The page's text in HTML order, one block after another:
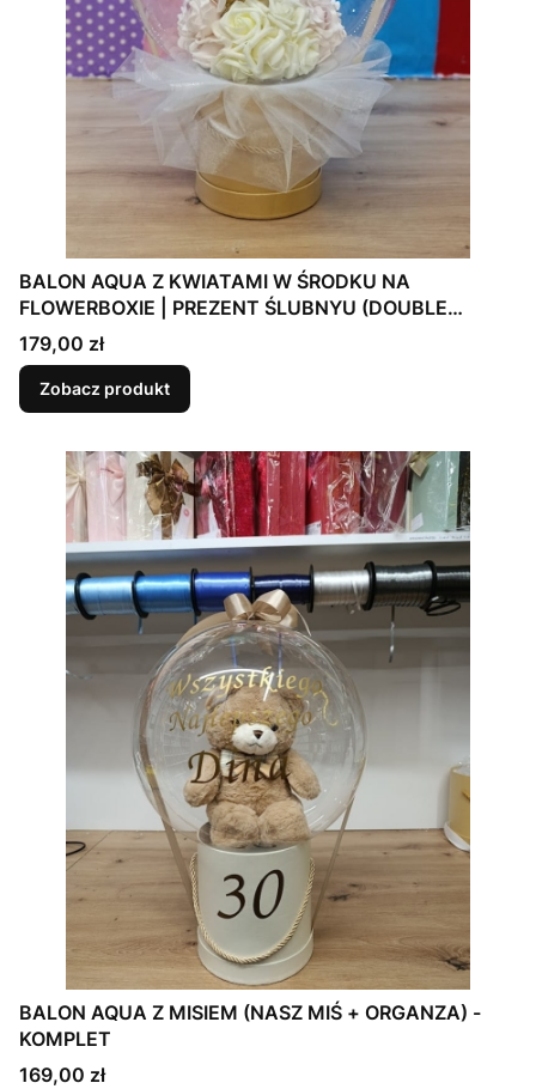
BALON AQUA Z KWIATAMI W ŚRODKU NA
FLOWERBOXIE | PREZENT ŚLUBNYU (DOUBLE
BUBBLE)
Cena
179,00 zł
Zobacz produkt
BALON AQUA Z MISIEM (NASZ MIŚ + ORGANZA) -
KOMPLET
Cena
169,00 zł